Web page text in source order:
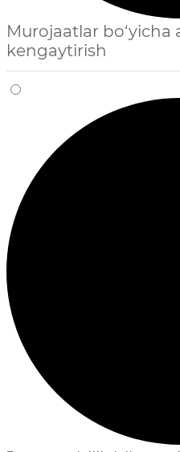
Murojaatlar
kengaytirish